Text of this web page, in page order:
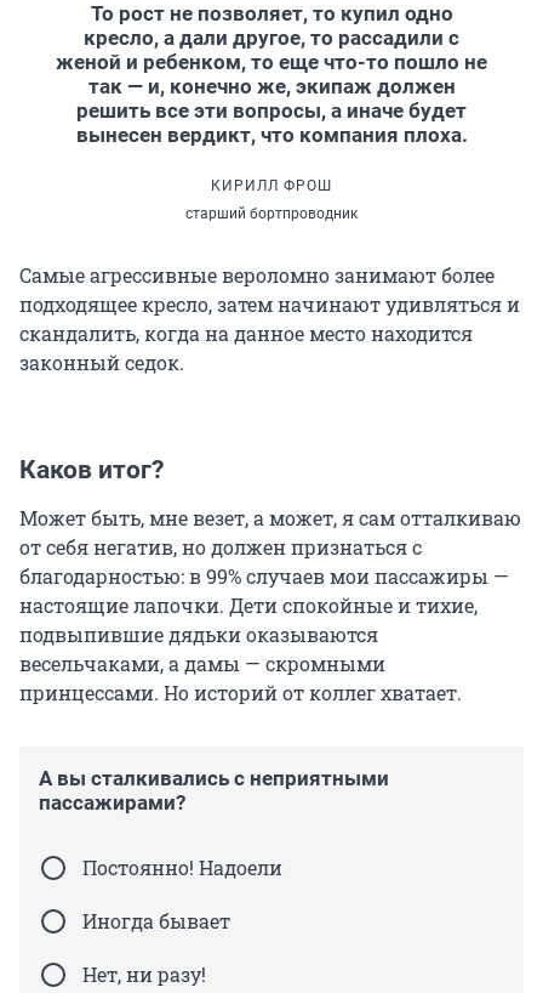
То рост не позволяет, то купил одно
кресло, а дали другое, то рассадили с
женой и ребенком, то еще что-то пошло не
так — и, конечно же, экипаж должен
решить все эти вопросы, а иначе будет
вынесен вердикт, что компания плоха.
КИРИЛЛ ФРОШ
старший бортпроводник
Самые агрессивные вероломно занимают более
подходящее кресло, затем начинают удивляться и
скандалить, когда на данное место находится
законный седок.
Каков итог?
Может быть, мне везет, а может, я сам отталкиваю
от себя негатив, но должен признаться с
благодарностью: в 99% случаев мои пассажиры —
настоящие лапочки. Дети спокойные и тихие,
подвыпившие дядьки оказываются
весельчаками, а дамы — скромными
принцессами. Но историй от коллег хватает.
А вы сталкивались с неприятными
пассажирами?
Постоянно! Надоели
Иногда бывает
Нет, ни разу!